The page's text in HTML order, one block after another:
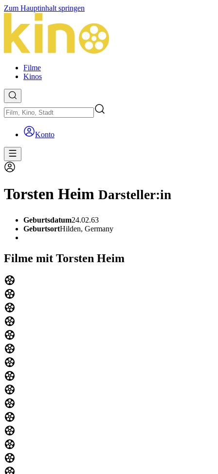
Zum Hauptinhalt springen
Filme
Kinos
Konto
Torsten Heim Darsteller:in
Geburtsdatum24.02.63
GeburtsortHilden, Germany
Filme mit Torsten Heim